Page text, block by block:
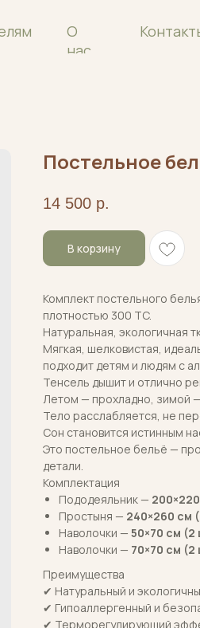
Контакты
О
Постельное
14 500 р.
В корзину
Комплект постельного
плотностью 300 TC.
Натуральная, экологичная
Мягкая, шелковистая,
подходит детям и людям с
Тенсель дышит и отлично
Летом — прохладно, зимой
Тело расслабляется, не
Сон становится истинным
Это постельное бельё —
детали.
Комплектация
Пододеяльник —
Простыня — 240×260 см
Наволочки — 50×70 см (2
Наволочки — 70×70 см (2
Преимущества
✔ Натуральный и
✔ Гипоаллергенный и
✔ Терморегулирующий